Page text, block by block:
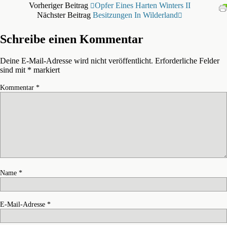
Vorheriger Beitrag
Opfer Eines Harten Winters II
Nächster Beitrag Besitzungen In Wilderland
Schreibe einen Kommentar
Deine E-Mail-Adresse wird nicht veröffentlicht. Erforderliche Felder
sind mit * markiert
Kommentar *
Name *
E-Mail-Adresse *